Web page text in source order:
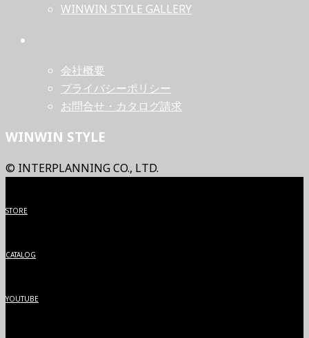
WINWIN STYLE GALLERY
会社概要
プライバシーポリシー
お問合せ・カタログ請求
WINWIN STYLE
© INTERPLANNING CO., LTD.
STORE
CATALOG
YOUTUBE